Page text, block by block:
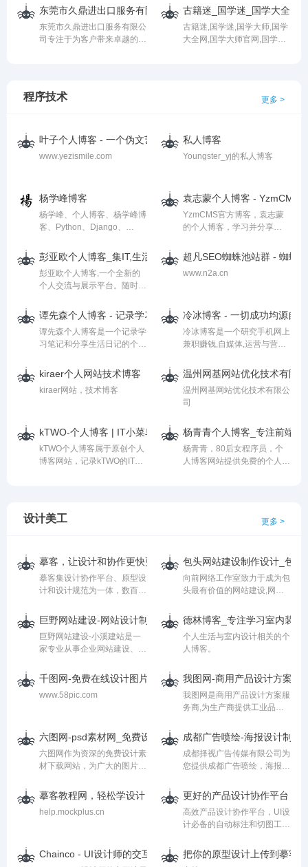
通讯器材、通信设备、机械设
轴承及配件、稳压电源、仪表
仪器、指纹密码锁生产加工。
✅✔汇聚全球热门体育项目,包
括足球、篮球、电竞等多种赛
事,MILE米乐平台 操作简便,支
持多终端访问,安全稳定,提供
独特需求。我们深知，只有提
供高品质的产品和服务，才能
赢得客户的信任与满意。为
此，我们不断追求卓越，力求
东莞市久鼎进出口服务有限公司
东莞市久鼎进出口服务有限公
司专注于为客户带来卓越的产
务，才能赢得客户的信任与满
意。为此，我们不断追求卓
受到最好的体验
古籍迷_国学迷_国学大全网
古籍迷,国学迷,国学大师,国学
大全网,国学大师官网,国学古
程序技术 更多 >
叶子个人博客 - 一个伪文艺女青年原创博客网站
www.yezismile.com
私人博客
Youngster_yj的私人博客
杨学峰博客
杨学峰、个人博客、杨学峰博
客、Python、Django、
Jquery、Redis、数据库、服
务器、性能优化。记录和分享
学习的心得,感悟生活,留住感
动,静静寻觅生活的美好
袁志蒙个人博客 - YzmCMS
YzmCMS官方博客，袁志蒙
的个人博客，学习并分享
技术等WEB知识，记录生活
的点点滴滴，是一个互联网从
业者值得收藏的网站。
彭亚欧个人博客_集IT,生活为一体的优秀个人博客
彭亚欧个人博客,一个全新的
个人交流与展示平台。随时与
滴滴。
超凡SEO蜘蛛池站群 - 蜘蛛
www.n2a.cn
谭先森个人博客 - 记录学习笔记分享生活日记的个人博客网站
谭先森个人博客是一个记录学
习笔记和分享生活日记的个人
的点点滴滴，分享烹饪专业学
习中的经验知识
冷冰博客 - 一切成功均源自
冷冰博客是一个研究手机网上
兼职赚钱,自媒体,运营与营销
体博客,欢迎广大网友一起交
流学习。
kiraer个人网站技术博客
kiraer网站，技术博客
温州网基网站优化技术有限
温州网基网站优化技术有限公
司
kTWO-个人博客 | IT小菜鸟的成长日记 | 马瑞强的个人博客
kTWO个人博客属于原创个人
博客网站，记录kTWO的IT生
模板分享，努力打造IT行业最
好的知识分享平台。作者：马
杨青青个人博客_专注前端
杨青青，80后女程序员，个
人博客网站提供免费的个人博
设计美工 更多 >
摹客，让设计和协作更快更简单
摹客集设计协作平台、原型设
计和设计规范为一体，数百万
师必备设计神器、交互原型、
标注切图、文档管理。百人团
队免费协作。
包头网站建设制作设计_包
向前网络工作室致力于成为包
头最有价值的网站建设,网站
优化,专注包头网站建设制作
设计,包头网站优化推广,服务
热线:14794781288
巨野网站建设-网站设计制作推广［小溪建站］
巨野网站建设-小溪建站是一
家专业从事企业网站建设、网
公司电话19969902837。
德林博客_专注学习室内装饰
个人生活与室内设计相关的个
人博客。
千图网-免费在线设计图片素材网站-正版商用素材图库模板大全
www.58pic.com
我图网-商用产品设计方案,
我图网是商用产品设计方案服
务商,为生产商提供工业品牌
墙/文化墙/装饰画/包装/样
机/CAD/印花图案以及党政类
的PPT/Word/Excel模板下载,
找正版图片设计素材就上我图
六图网-psd素材网_免费设计素材下载_正版高清图片下载库
六图网作为资深的免费设计素
材下载网站，为广大的图片设
素材,psd素材免费下载,以及
艺术字体下载,节日素材,淘宝
素材,ppt模板,婚纱相册模板,
库。
成都广告喷绘-海报设计制作
成都择视广告传媒有限公司为
您提供成都广告喷绘，海报印
招牌设计制作，户外LED广告
牌，择视广告致力于探索解决
方案，以广告策划设计基调，
用创意传达品牌个性，整合媒
的形象。
摹客教程网，轻松学设计
help.mockplus.cn
更好的产品设计协作平台 -
高效产品设计协作平台，UI设
计必备的自动标注和切图工
貌面板，团队管理，支持
Sketch、PS、XD插件上传。
Chainco - UI设计师的交互演示利器把你的原型设计上传到摹客